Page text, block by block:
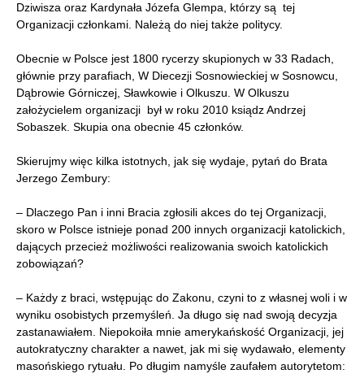
Dziwisza oraz Kardynała Józefa Glempa, którzy są tej
Organizacji członkami. Należą do niej także politycy.
Obecnie w Polsce jest 1800 rycerzy skupionych w 33 Radach,
głównie przy parafiach, W Diecezji Sosnowieckiej w Sosnowcu,
Dąbrowie Górniczej, Sławkowie i Olkuszu. W Olkuszu
założycielem organizacji był w roku 2010 ksiądz Andrzej
Sobaszek. Skupia ona obecnie 45 członków.
Skierujmy więc kilka istotnych, jak się wydaje, pytań do Brata
Jerzego Zembury:
– Dlaczego Pan i inni Bracia zgłosili akces do tej Organizacji,
skoro w Polsce istnieje ponad 200 innych organizacji katolickich,
dających przecież możliwości realizowania swoich katolickich
zobowiązań?
– Każdy z braci, wstępując do Zakonu, czyni to z własnej woli i w
wyniku osobistych przemyśleń. Ja długo się nad swoją decyzja
zastanawiałem. Niepokoiła mnie amerykańskość Organizacji, jej
autokratyczny charakter a nawet, jak mi się wydawało, elementy
masońskiego rytuału. Po długim namyśle zaufałem autorytetom: